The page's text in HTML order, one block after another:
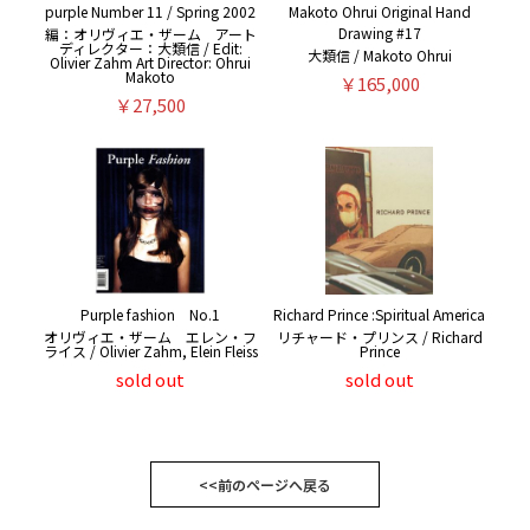
purple Number 11 / Spring 2002
編：オリヴィエ・ザーム アート
ディレクター：大類信 / Edit:
Olivier Zahm Art Director: Ohrui
Makoto
￥27,500
Makoto Ohrui Original Hand
Drawing #17
大類信 / Makoto Ohrui
￥165,000
Purple fashion No.1
オリヴィエ・ザーム エレン・フ
ライス / Olivier Zahm, Elein Fleiss
sold out
Richard Prince :Spiritual America
リチャード・プリンス / Richard
Prince
sold out
<<前のページへ戻る